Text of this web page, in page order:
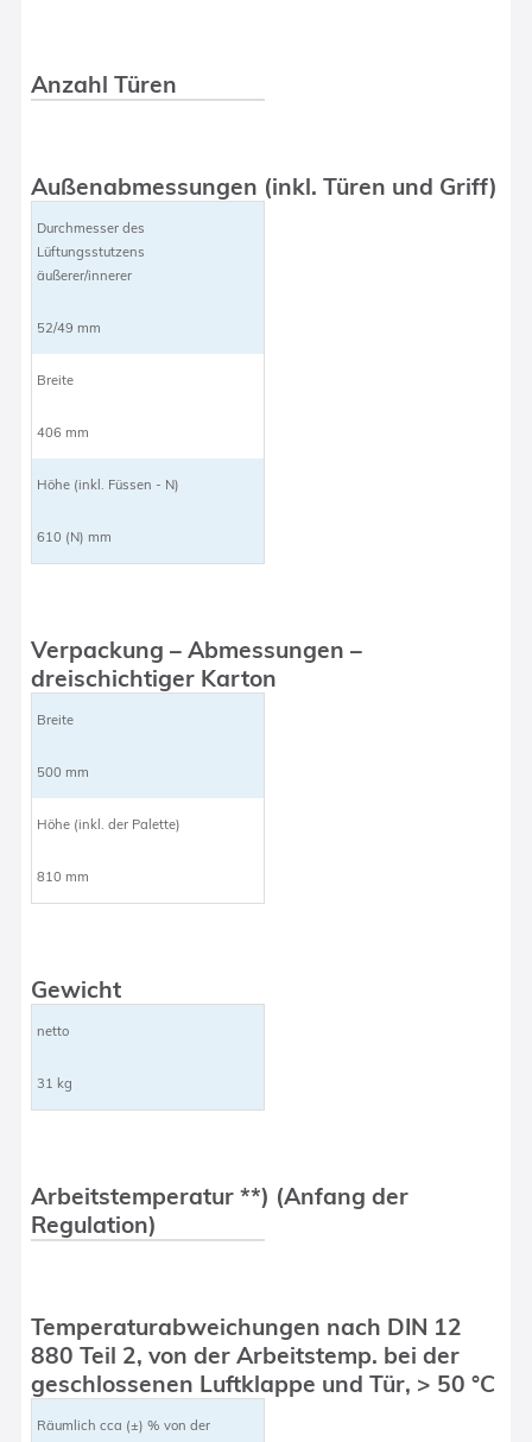
Anzahl Türen
Außenabmessungen (inkl. Türen und Griff)
Durchmesser des
Lüftungsstutzens
äußerer/innerer
52/49 mm
Breite
406 mm
Höhe (inkl. Füssen - N)
610 (N) mm
Verpackung – Abmessungen –
dreischichtiger Karton
Breite
500 mm
Höhe (inkl. der Palette)
810 mm
Gewicht
netto
31 kg
Arbeitstemperatur **) (Anfang der
Regulation)
Temperaturabweichungen nach DIN 12
880 Teil 2, von der Arbeitstemp. bei der
geschlossenen Luftklappe und Tür, > 50 °C
Räumlich cca (±) % von der